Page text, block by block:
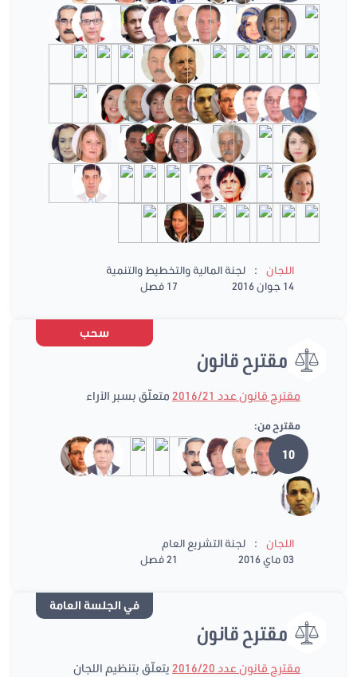
اللجان :
لجنة المالية والتخطيط والتنمية
14 جوان 2016
17 فصل
سحب
مقترح قانون
مقترح قانون عدد 2016/21 متعلّق بسبر الآراء
مقترح من:
10
اللجان :
لجنة التشريع العام
03 ماي 2016
21 فصل
في الجلسة العامة
مقترح قانون
مقترح قانون عدد 2016/20
يتعلّق بتنظيم اللجان